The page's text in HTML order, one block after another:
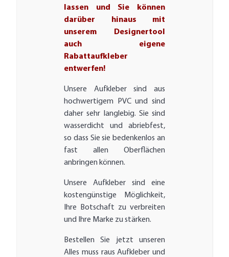
lassen und Sie können
darüber hinaus mit
unserem Designertool
auch eigene
Rabattaufkleber
entwerfen!
Unsere Aufkleber sind aus
hochwertigem PVC und sind
daher sehr langlebig. Sie sind
wasserdicht und abriebfest,
so dass Sie sie bedenkenlos an
fast allen Oberflächen
anbringen können.
Unsere Aufkleber sind eine
kostengünstige Möglichkeit,
Ihre Botschaft zu verbreiten
und Ihre Marke zu stärken.
Bestellen Sie jetzt unseren
Alles muss raus Aufkleber und